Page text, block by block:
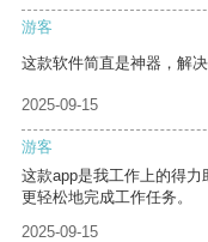
游客
这款软件简直是神器，解决
2025-09-15
游客
这款app是我工作上的得
更轻松地完成工作任务。
2025-09-15